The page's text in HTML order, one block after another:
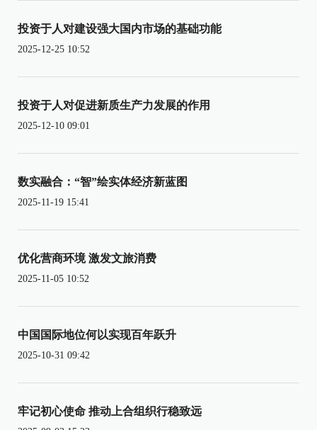
投资于人对建设强大国内市场的基础功能
2025-12-25 10:52
投资于人对促进新质生产力发展的作用
2025-12-10 09:01
数实融合：“智”绘实体经济新蓝图
2025-11-19 15:41
优化营商环境 激发文旅消费
2025-11-05 10:52
中国国际地位何以实现百年跃升
2025-10-31 09:42
牢记初心使命 推动上合组织行稳致远